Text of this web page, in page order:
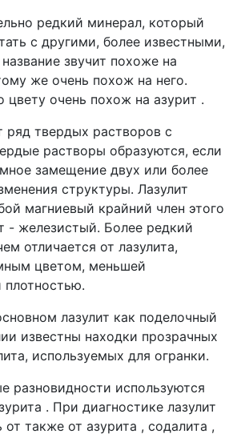
редкий минерал, который
с другими, более известными,
звучит похоже на
же очень похож на него.
цвету очень похож на азурит .
ряд твердых растворов с
растворы образуются, если
замещение двух или более
структуры. Лазулит
магниевый крайний член этого
- железистый. Более редкий
отличается от лазулита,
цветом, меньшей
плотностью.
лазулит как поделочный
известны находки прозрачных
используемых для огранки.
разновидности используются
. При диагностике лазулит
от также от азурита , содалита ,